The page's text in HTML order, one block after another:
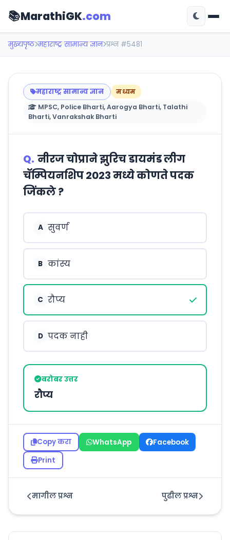
📚MarathiGK.com
मुख्यपृष्ठ महाराष्ट्र सामान्य ज्ञान प्रश्न #5481
महाराष्ट्र सामान्य ज्ञान
मध्यम
MPSC, Police Bharti, Aarogya Bharti, Talathi
Bharti, Vanrakshak Bharti
Q. नीरज चोप्राने झुरिच डायमंड लीग
चॅम्पियनशिप 2023 मध्ये कोणते पदक
जिंकले ?
A सुवर्ण
B कांस्य
C रौप्य
D पदक नाही
बरोबर उत्तर
रौप्य
Copy करा WhatsApp
Facebook
Print
मागील प्रश्न पुढील प्रश्न